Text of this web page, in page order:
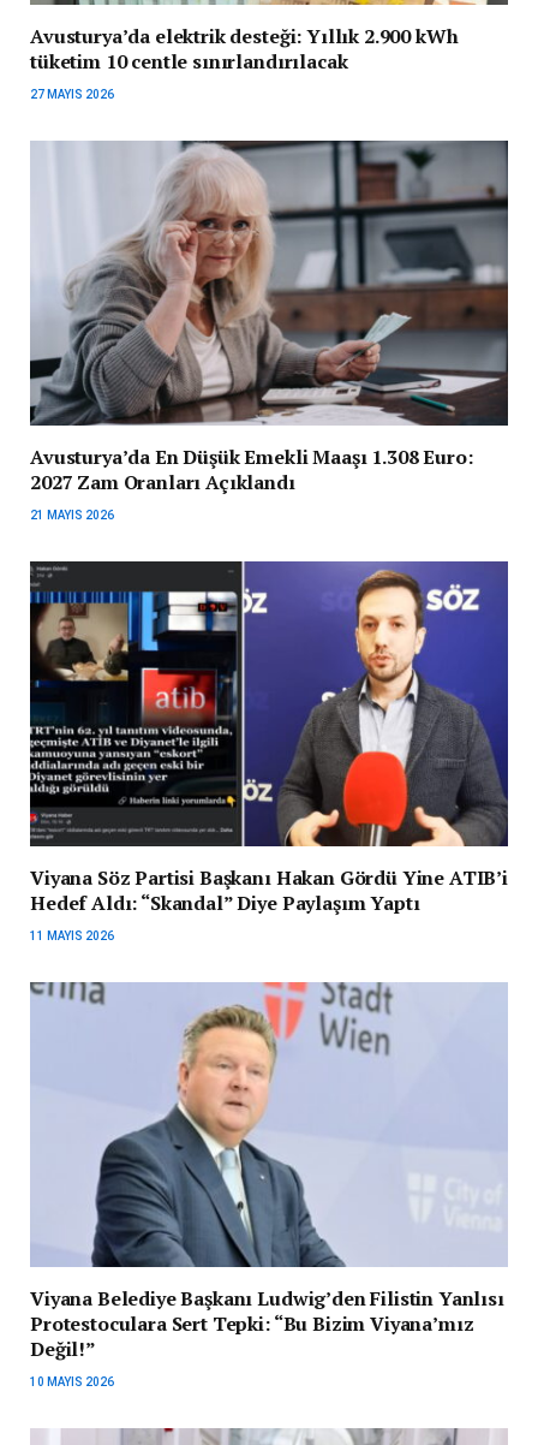
Avusturya’da elektrik desteği: Yıllık 2.900 kWh
tüketim 10 centle sınırlandırılacak
27 MAYIS 2026
Avusturya’da En Düşük Emekli Maaşı 1.308 Euro:
2027 Zam Oranları Açıklandı
21 MAYIS 2026
Viyana Söz Partisi Başkanı Hakan Gördü Yine ATIB’i
Hedef Aldı: “Skandal” Diye Paylaşım Yaptı
11 MAYIS 2026
Viyana Belediye Başkanı Ludwig’den Filistin Yanlısı
Protestoculara Sert Tepki: “Bu Bizim Viyana’mız
Değil!”
10 MAYIS 2026